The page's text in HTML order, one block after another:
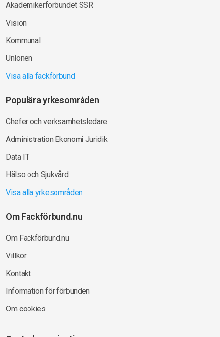
Akademikerförbundet SSR
Vision
Kommunal
Unionen
Visa alla fackförbund
Populära yrkesområden
Chefer och verksamhetsledare
Administration Ekonomi Juridik
Data IT
Hälso och Sjukvård
Visa alla yrkesområden
Om Fackförbund.nu
Om Fackförbund.nu
Villkor
Kontakt
Information för förbunden
Om cookies